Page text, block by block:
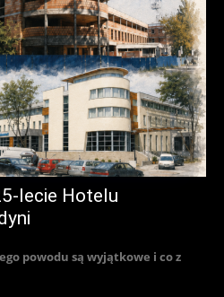
lecie Hotelu
powodu są wyjątkowe i co z